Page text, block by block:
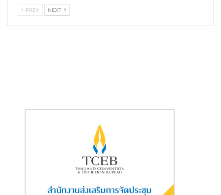
โดยความคุ้มครองที่ลูกค้าและประชาชนทั่วไปจะได้รับ ประกอบด้วย 1.
เอาประกันภัย 50,000 บาท 3. ความคุ้มครองการเสียชีวิต การสูญ
อุบัติเหตุสาธารณะ จำนวนเงินเอาประกันภัย 100,000 บาท และ 4. ผล
ประโยชน์ค่ารักษาพยาบาลเนื่องจากอุบัติเหตุ ไม่รวมค่าใช้จ่ายที่เกี่ยว
กับการจ้างพยาบาลพิเศษ อุปกรณ์ค้ำยันต่าง ๆ (ยกเว้นไม้ค้ำยัน) รถ
เข็นผู้ป่วย อวัยวะเทียมภายนอกร่างกาย ค่ารักษาพยาบาลโดยแพทย์
ภัยตามจำนวนที่จ่ายจริง แต่ไม่เกิน 5,000 บาท
PREV NEXT